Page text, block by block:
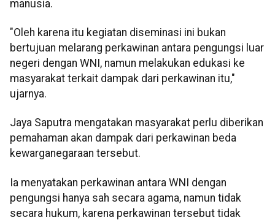
manusia.
"Oleh karena itu kegiatan diseminasi ini bukan
bertujuan melarang perkawinan antara pengungsi luar
negeri dengan WNI, namun melakukan edukasi ke
masyarakat terkait dampak dari perkawinan itu,"
ujarnya.
Jaya Saputra mengatakan masyarakat perlu diberikan
pemahaman akan dampak dari perkawinan beda
kewarganegaraan tersebut.
Ia menyatakan perkawinan antara WNI dengan
pengungsi hanya sah secara agama, namun tidak
secara hukum, karena perkawinan tersebut tidak